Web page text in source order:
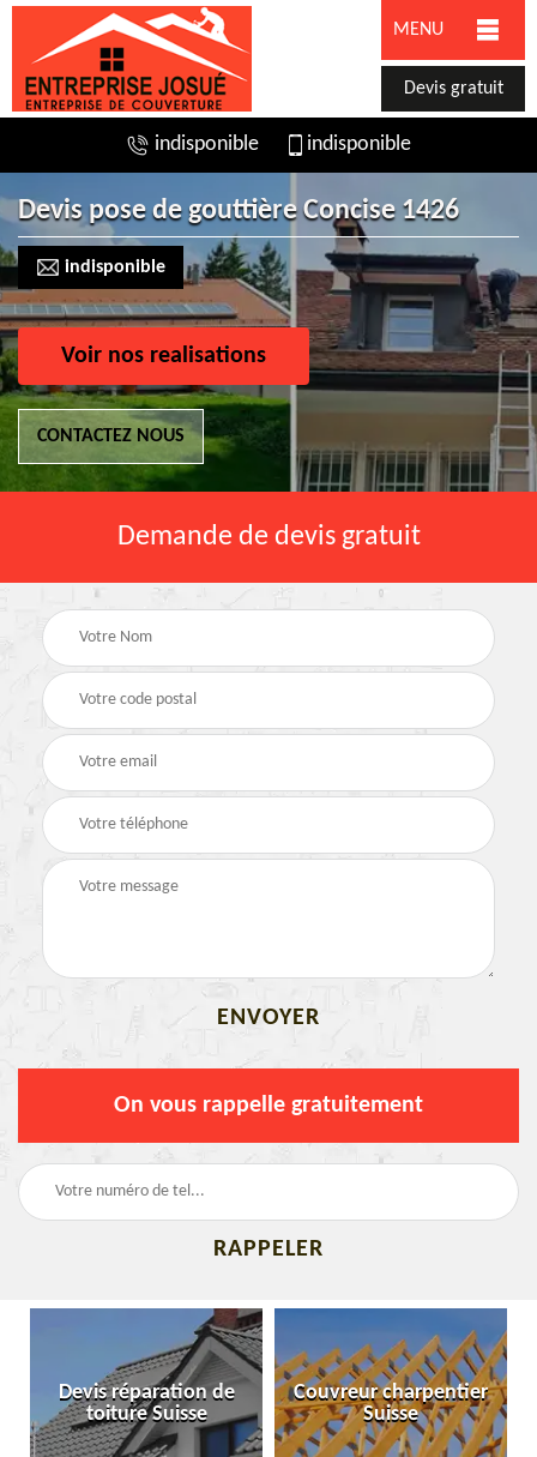
MENU
Devis gratuit
indisponible indisponible
Devis pose de gouttière Concise 1426
indisponible
Voir nos realisations
CONTACTEZ NOUS
Demande de devis gratuit
On vous rappelle gratuitement
Devis réparation de
toiture Suisse
Couvreur charpentier
Suisse